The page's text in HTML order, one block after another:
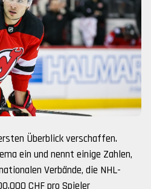
Überblick verschaffen.
ein und nennt einige Zahlen,
Verbände, die NHL-
CHF pro Spieler